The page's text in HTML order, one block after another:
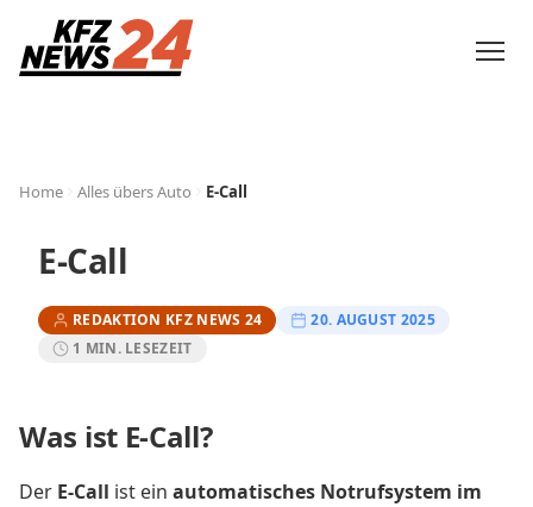
Home Alles übers Auto E-Call
E-Call
REDAKTION KFZ NEWS 24
20. AUGUST 2025
1 MIN. LESEZEIT
Was ist E-Call?
Der E-Call ist ein automatisches Notrufsystem im